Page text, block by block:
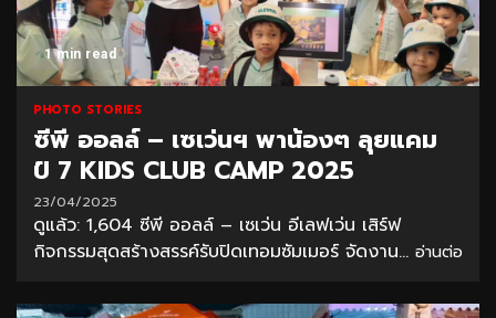
1 min read
PHOTO STORIES
ซีพี ออลล์ – เซเว่นฯ พาน้องๆ ลุยแคม
ป์ 7 KIDS CLUB CAMP 2025
23/04/2025
ดูแล้ว: 1,604 ซีพี ออลล์ – เซเว่น อีเลฟเว่น เสิร์ฟ
กิจกรรมสุดสร้างสรรค์รับปิดเทอมซัมเมอร์ จัดงาน... อ่านต่อ